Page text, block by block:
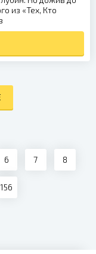
из «Тех, Кто
6 7 8
156